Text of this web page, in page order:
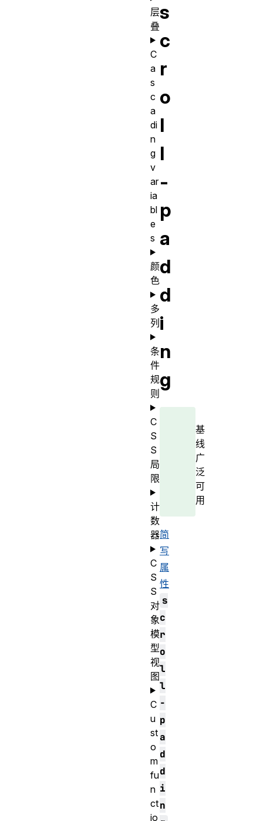
s
c
r
o
l
l
-
p
a
d
d
i
n
g
基
线
广
泛
可
用
简
写
属
性
s
c
r
o
l
l
-
p
a
d
d
i
n
层
叠
C
a
s
c
a
di
n
g
v
ar
ia
bl
e
s
颜
色
多
列
条
件
规
则
C
S
S
局
限
计
数
器
C
S
S
对
象
模
型
视
图
C
u
st
o
m
fu
n
ct
io